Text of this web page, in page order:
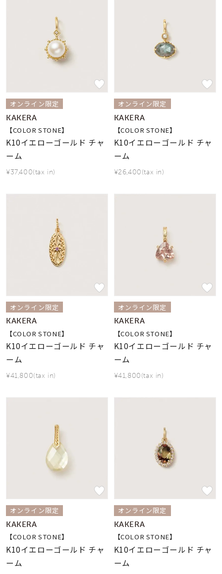
オンライン限定
KAKERA
【COLOR STONE】
K10イエローゴールド チャ
ーム
¥37,400(tax in)
オンライン限定
KAKERA
【COLOR STONE】
K10イエローゴールド チャ
ーム
¥26,400(tax in)
オンライン限定
KAKERA
【COLOR STONE】
K10イエローゴールド チャ
ーム
¥41,800(tax in)
オンライン限定
KAKERA
【COLOR STONE】
K10イエローゴールド チャ
ーム
¥41,800(tax in)
オンライン限定
KAKERA
【COLOR STONE】
K10イエローゴールド チャ
ーム
オンライン限定
KAKERA
【COLOR STONE】
K10イエローゴールド チャ
ーム